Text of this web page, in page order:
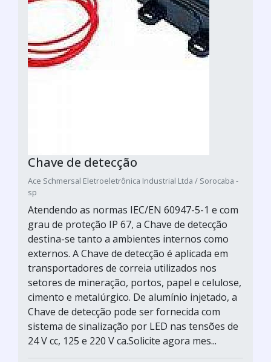
Chave de detecção
Ace Schmersal Eletroeletrônica Industrial Ltda / Sorocaba -
sp
Atendendo as normas IEC/EN 60947-5-1 e com
grau de proteção IP 67, a Chave de detecção
destina-se tanto a ambientes internos como
externos. A Chave de detecção é aplicada em
transportadores de correia utilizados nos
setores de mineração, portos, papel e celulose,
cimento e metalúrgico. De alumínio injetado, a
Chave de detecção pode ser fornecida com
sistema de sinalização por LED nas tensões de
24 V cc, 125 e 220 V ca.Solicite agora mes...